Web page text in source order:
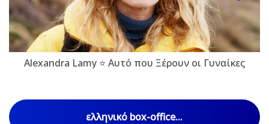
Alexandra Lamy ⭐ Αυτό που Ξέρουν οι Γυναίκες
ελληνικό box-office...